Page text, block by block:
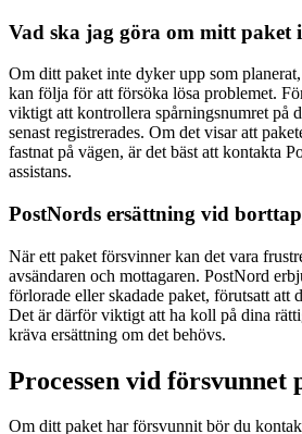
Vad ska jag göra om mitt paket
Om ditt paket inte dyker upp som
kan följa för att försöka lösa problemet.
viktigt att kontrollera spårningsnumret på
senast registrerades. Om det visar att
fastnat på vägen, är det bäst att kontakta
assistans.
PostNords ersättning vid
När ett paket försvinner kan det vara
avsändaren och mottagaren. PostNord
förlorade eller skadade paket, förutsatt att
Det är därför viktigt att ha koll på dina
kräva ersättning om det behövs.
Processen vid försvunnet
Om ditt paket har försvunnit bör du